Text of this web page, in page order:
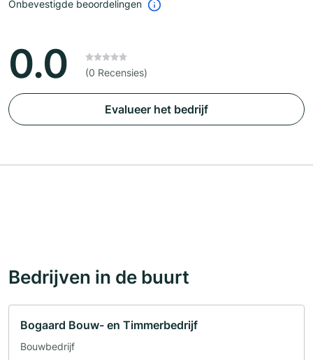
Onbevestigde beoordelingen
0.0 (0 Recensies)
Evalueer het bedrijf
Bedrijven in de buurt
Bogaard Bouw- en Timmerbedrijf
Bouwbedrijf